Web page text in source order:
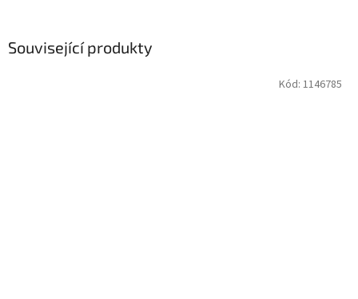
Související produkty
Kód: 1146785